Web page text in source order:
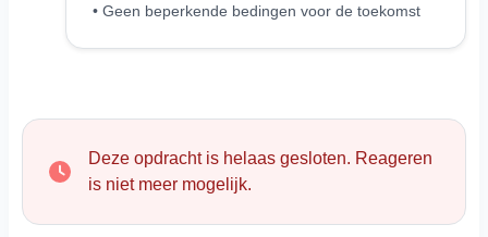
• Geen beperkende bedingen voor de toekomst
Deze opdracht is helaas gesloten. Reageren
is niet meer mogelijk.